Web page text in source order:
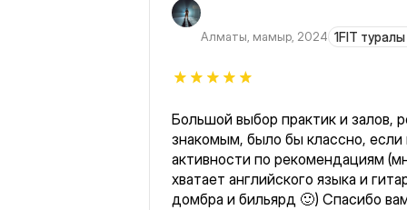
Алматы, мамыр, 2024 1FIT туралы
Большой выбор практик и залов,
знакомым, было бы классно,
активности по рекомендациям
хватает английского языка и
домбра и бильярд 🙂) Спасибо